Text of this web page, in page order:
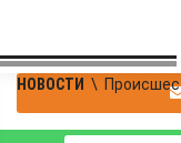
НОВОСТИ \